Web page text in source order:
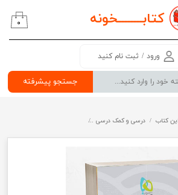
کتابــــــــخونه
جستجو پیشرفته
ورود / ثبت نام کنید
۰
کتاب درسی و کمک درسی